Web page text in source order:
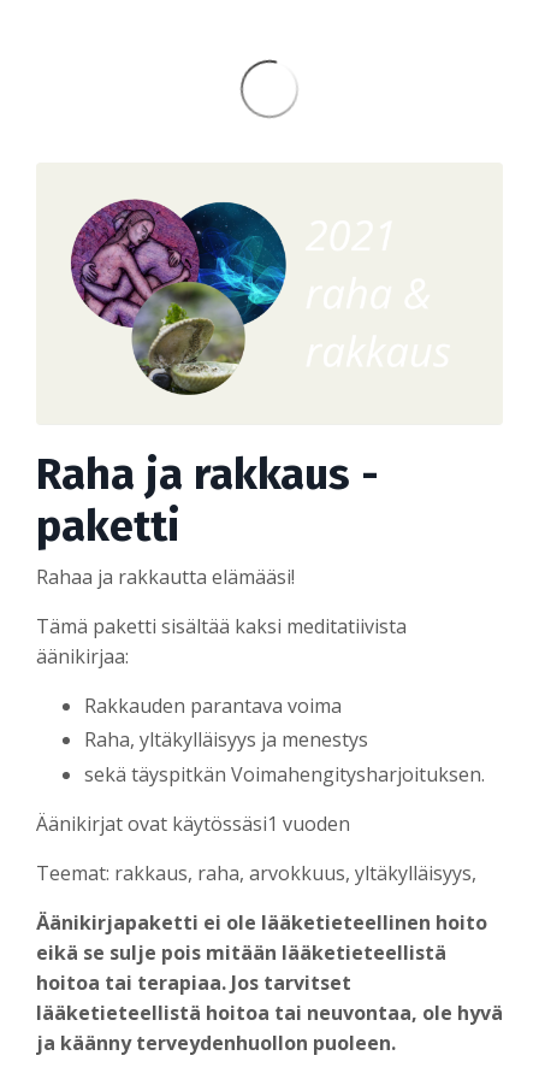
Raha ja rakkaus -
paketti
Rahaa ja rakkautta elämääsi!
Tämä paketti sisältää kaksi meditatiivista
äänikirjaa:
Rakkauden parantava voima
Raha, yltäkylläisyys ja menestys
sekä täyspitkän Voimahengitysharjoituksen.
Äänikirjat ovat käytössäsi1 vuoden
Teemat: rakkaus, raha, arvokkuus, yltäkylläisyys,
Äänikirjapaketti ei ole lääketieteellinen hoito
eikä se sulje pois mitään lääketieteellistä
hoitoa tai terapiaa. Jos tarvitset
lääketieteellistä hoitoa tai neuvontaa, ole hyvä
ja käänny terveydenhuollon puoleen.